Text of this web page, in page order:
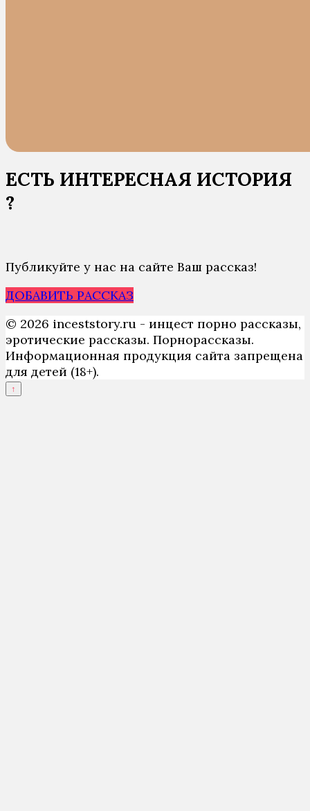
ЕСТЬ ИНТЕРЕСНАЯ ИСТОРИЯ
?
Публикуйте у нас на сайте Ваш рассказ!
ДОБАВИТЬ РАССКАЗ
© 2026 inceststory.ru - инцест порно рассказы,
эротические рассказы. Порнорассказы.
Информационная продукция сайта запрещена
для детей (18+).